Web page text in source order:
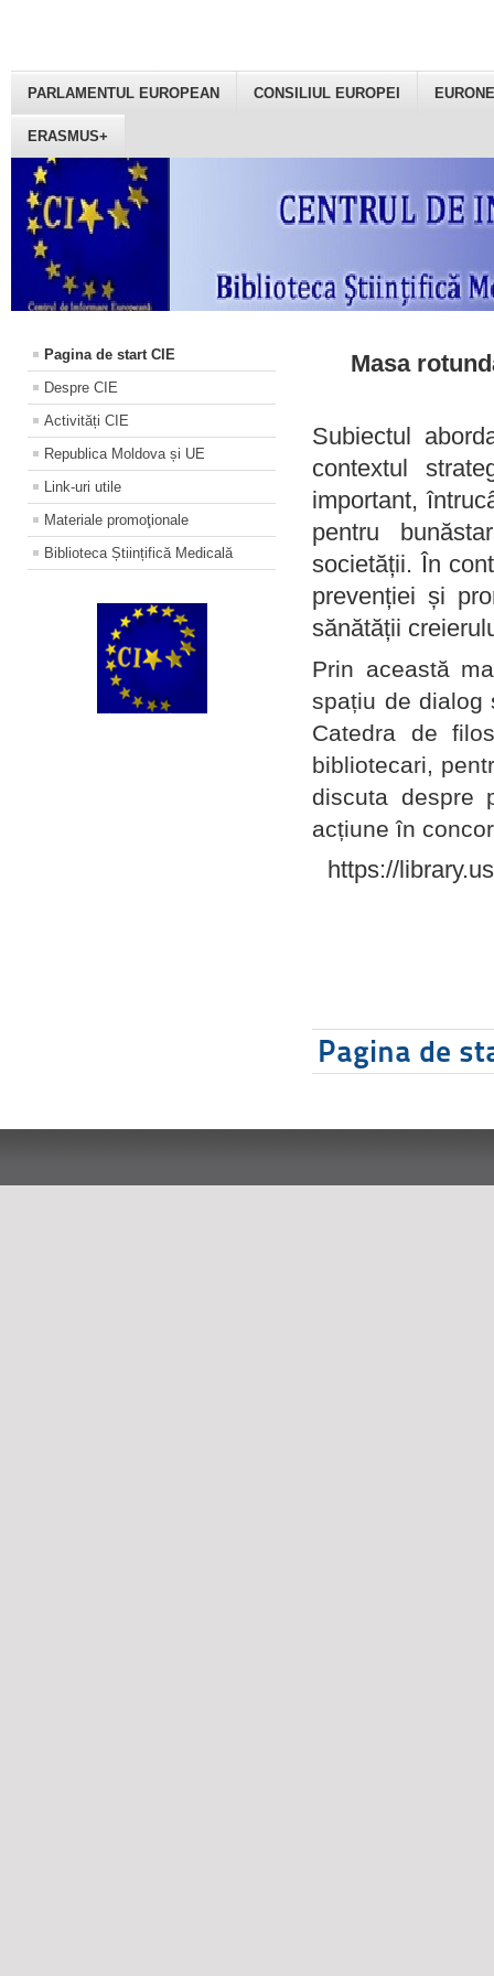
PARLAMENTUL EUROPEAN CONSILIUL EUROPEI
ERASMUS+
Pagina de start CIE
Despre CIE
Activități CIE
Republica Moldova și UE
Link-uri utile
Materiale promoţionale
Biblioteca Științifică Medicală
Masa
Subiectul
contextul
important,
pentru
societății. În
prevenției și
sănătății
Prin această
spațiu de dialog
Catedra de
bibliotecari,
discuta despre
acțiune în
https://
Pagina de